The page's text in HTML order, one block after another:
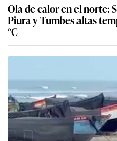
Ola de calor en el norte:
Piura y Tumbes altas
°C